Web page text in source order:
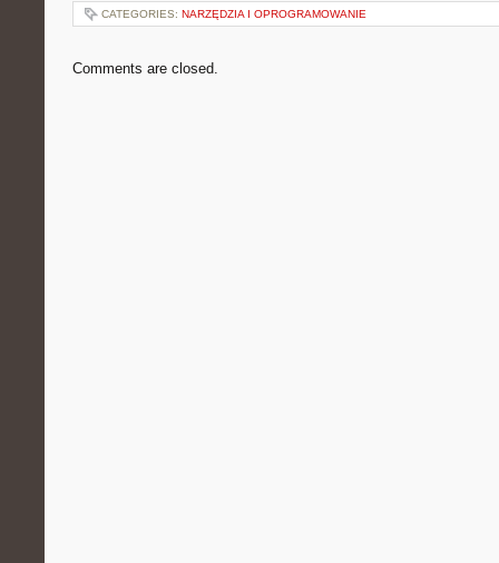
CATEGORIES: NARZĘDZIA I OPROGRAMOWANIE
Comments are closed.